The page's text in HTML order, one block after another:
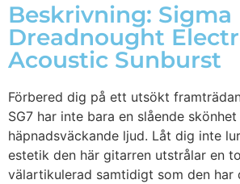
Beskrivning: Sigma
Dreadnought
Acoustic Sunburst
Förbered dig på ett utsökt
SG7 har inte bara en slående
häpnadsväckande ljud. Låt dig inte
estetik den här gitarren utstrålar en
välartikulerad samtidigt som den har